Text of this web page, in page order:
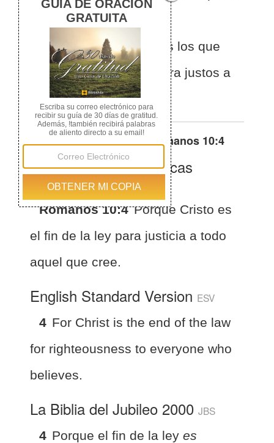
cual se entregó la ley.
Como resultado, a todos los que
creen en él se les declara justos a
los ojos de Dios.
Otras traducciones deRomanos 10:4
La Biblia de las Américas
(Español)BLA
Romanos 10:4 Porque Cristo es
el fin de la ley para justicia a todo
aquel que cree.
English Standard Version ESV
4 For Christ is the end of the law
for righteousness to everyone who
believes.
La Biblia del Jubileo 2000 JBS
4 Porque el fin de la ley es